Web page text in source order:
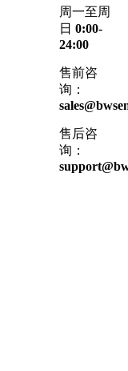
周一至周
日 0:00-
24:00
售前咨
询：
售后咨
询：